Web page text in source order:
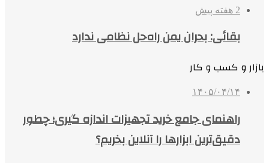
2 هفته پیش
بقائی: بحران یمن راه‌حل نظامی ندارد
بازار و کسب و کار
۱۴۰۵/۰۴/۱۴
راهنمای جامع خرید تجهیزات اندازه گیری؛ چطور
دقیق‌ترین ابزارها را آنلاین بخریم؟